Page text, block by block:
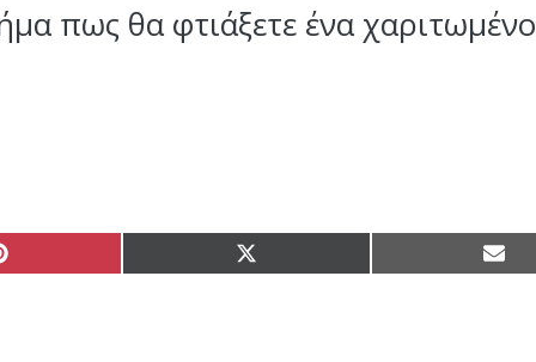
πως θα φτιάξετε ένα χαριτωμένο
Share
on
Share
on